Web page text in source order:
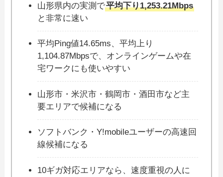
山形県内の実測で平均下り1,253.21Mbps
と非常に速い
平均Ping値14.65ms、平均上り
1,104.87Mbpsで、オンラインゲームや在
宅ワークにも使いやすい
山形市・米沢市・鶴岡市・酒田市など主
要エリアで候補になる
ソフトバンク・Y!mobileユーザーの高速回
線候補になる
10ギガ対応エリアなら、速度重視の人に